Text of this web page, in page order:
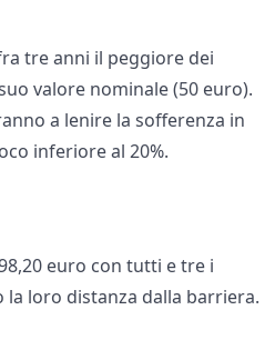
tre anni il peggiore dei
valore nominale (50 euro).
a lenire la sofferenza in
inferiore al 20%.
euro con tutti e tre i
loro distanza dalla barriera.